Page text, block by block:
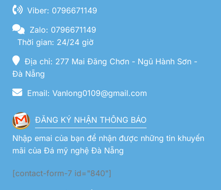
Viber: 0796671149
Zalo: 0796671149
Thời gian: 24/24 giờ
Địa chỉ: 277 Mai Đăng Chơn - Ngũ Hành Sơn -
Đà Nẵng
Email: Vanlong0109@gmail.com
ĐĂNG KÝ NHẬN THÔNG BÁO
Nhập emai của bạn để nhận được những tin khuyến
mãi của Đá mỹ nghệ Đà Nẵng
[contact-form-7 id="840"]